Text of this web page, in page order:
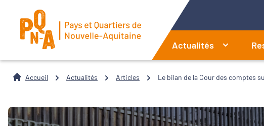
Actualités
Accueil Actualités Articles Le bilan de la Cour des comptes